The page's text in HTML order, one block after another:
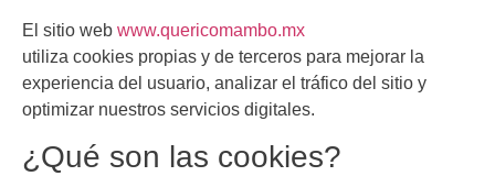
El sitio web www.quericomambo.mx
utiliza cookies propias y de terceros para mejorar la
experiencia del usuario, analizar el tráfico del sitio y
optimizar nuestros servicios digitales.
¿Qué son las cookies?